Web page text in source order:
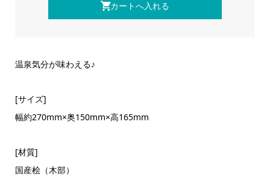
温泉気分が味わえる♪
[サイズ]
幅約270mm×奥150mm×高165mm
[材質]
国産桧（木部）